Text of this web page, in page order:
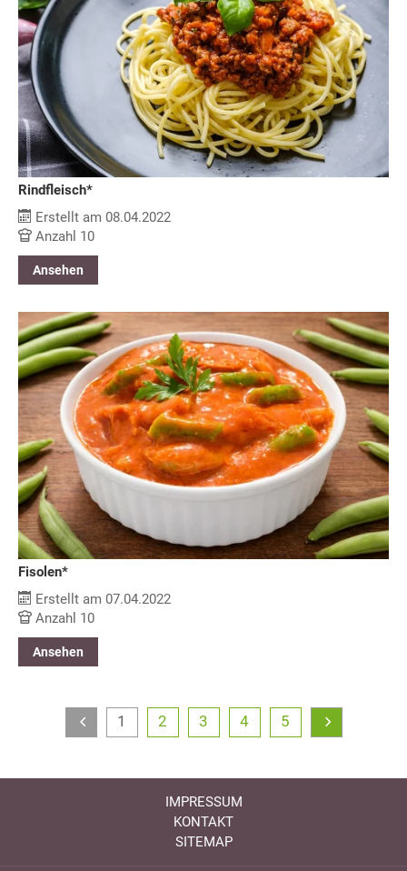
Rindfleisch*
Erstellt am 08.04.2022
Anzahl 10
Ansehen
Fisolen*
Erstellt am 07.04.2022
Anzahl 10
Ansehen
1 2 3 4 5
IMPRESSUM
KONTAKT
SITEMAP